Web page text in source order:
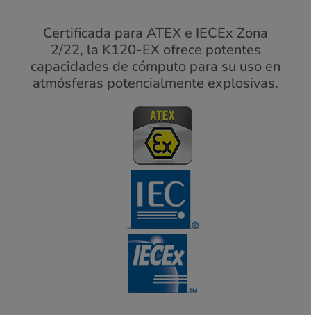
Certificada para ATEX e IECEx Zona
2/22, la K120-EX ofrece potentes
capacidades de cómputo para su uso en
atmósferas potencialmente explosivas.